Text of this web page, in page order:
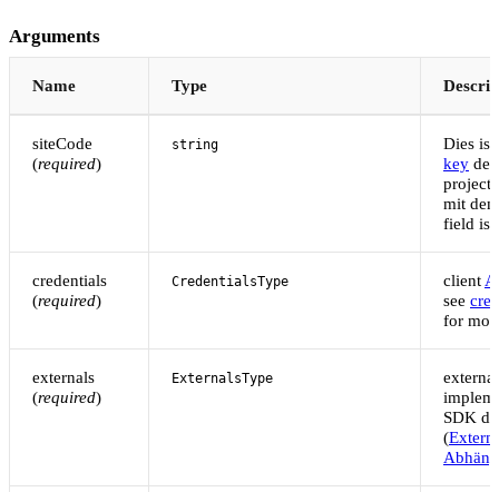
Arguments
Name Type
siteCode
(required)
string
Dies
key
project
mit
field is
credentials
(required)
CredentialsType client
see
for
externals
(required)
ExternalsType
external
SDK
(